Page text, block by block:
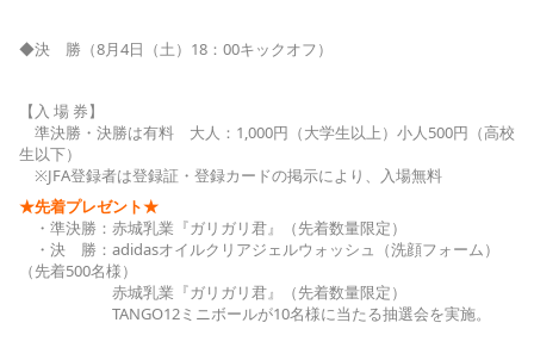
◆決 勝（8月4日（土）18：00キックオフ）
【入 場 券】
準決勝・決勝は有料 大人：1,000円（大学生以上）小人500円（高校
生以下）
※JFA登録者は登録証・登録カードの掲示により、入場無料
★先着プレゼント★
・準決勝：赤城乳業『ガリガリ君』（先着数量限定）
・決 勝：adidasオイルクリアジェルウォッシュ（洗顔フォーム）
（先着500名様）
赤城乳業『ガリガリ君』（先着数量限定）
TANGO12ミニボールが10名様に当たる抽選会を実施。